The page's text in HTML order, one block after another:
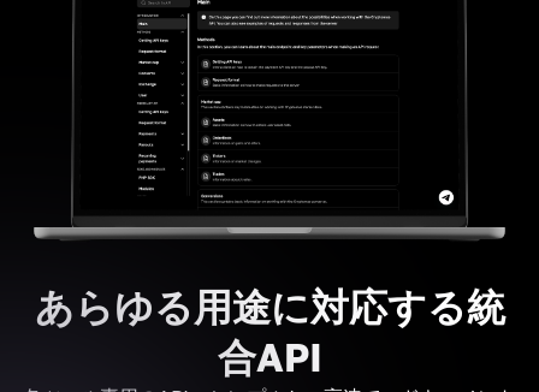
あらゆる用途に対応する統
合API